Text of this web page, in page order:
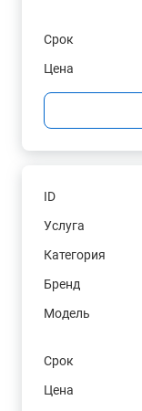
Срок
Цена
ID
Услуга
Категория
Бренд
Модель
Срок
Цена